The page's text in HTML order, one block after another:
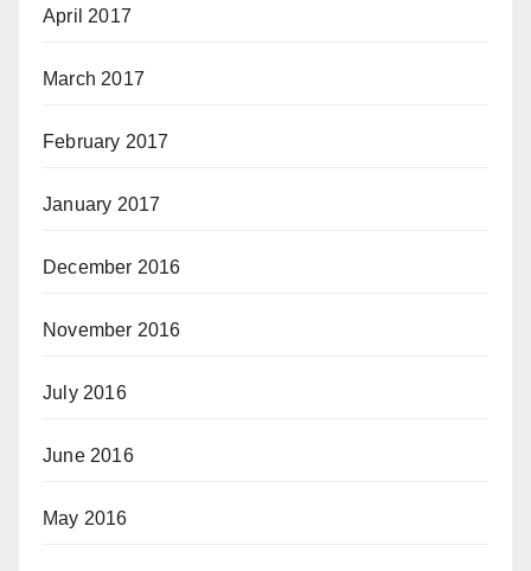
April 2017
March 2017
February 2017
January 2017
December 2016
November 2016
July 2016
June 2016
May 2016